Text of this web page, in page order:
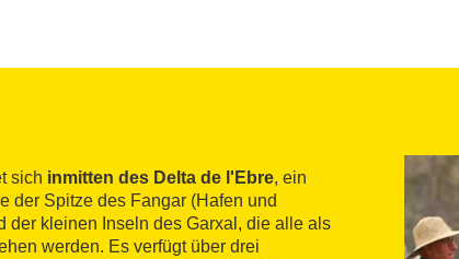
sich inmitten des Delta de l'Ebre, ein
der Spitze des Fangar (Hafen und
der kleinen Inseln des Garxal, die alle als
werden. Es verfügt über drei